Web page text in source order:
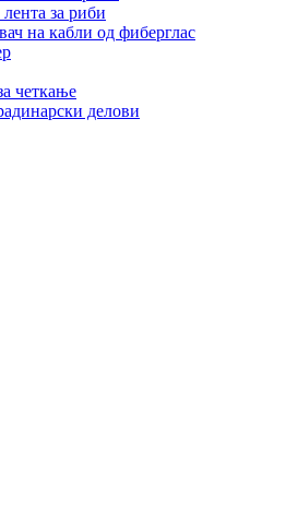
за риби
на кабли од фиберглас
четкање
делови